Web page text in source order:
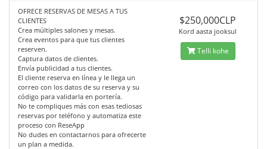
OFRECE RESERVAS DE MESAS A TUS
CLIENTES
Crea múltiples salones y mesas.
Crea eventos para que tus clientes
reserven.
Captura datos de clientes.
Envía publicidad a tus clientes.
El cliente reserva en línea y le llega un
correo con los datos de su reserva y su
código para validarla en portería.
No te compliques más con esas tediosas
reservas por teléfono y automatiza este
proceso con ReseApp
No dudes en contactarnos para ofrecerte
un plan a medida.
$250,000CLP
Kord aasta jooksul
Telli kohe